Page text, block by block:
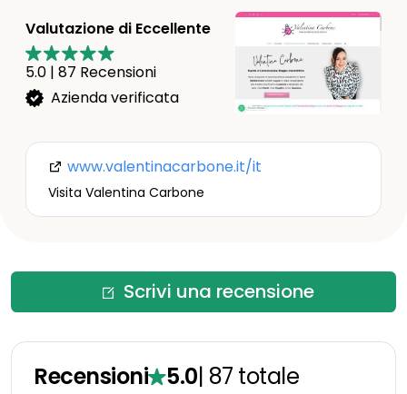
Valutazione di Eccellente
5.0 | 87 Recensioni
Azienda verificata
www.valentinacarbone.it/it
Visita Valentina Carbone
Scrivi una recensione
Recensioni 5.0| 87 totale